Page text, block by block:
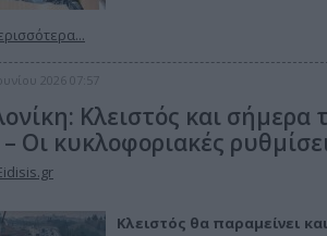
2026 07:57
Κλειστός και σήμερα
Οι κυκλοφοριακές
Κλειστός θα παραμείνει